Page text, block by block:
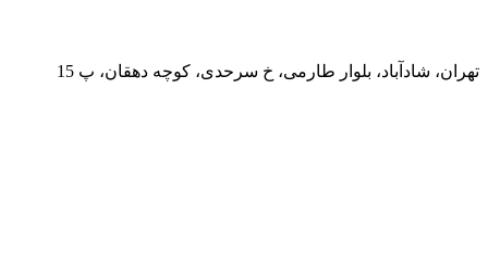
تهران، شادآباد، بلوار طارمی، خ سرحدی، کوچه دهقان، پ 15